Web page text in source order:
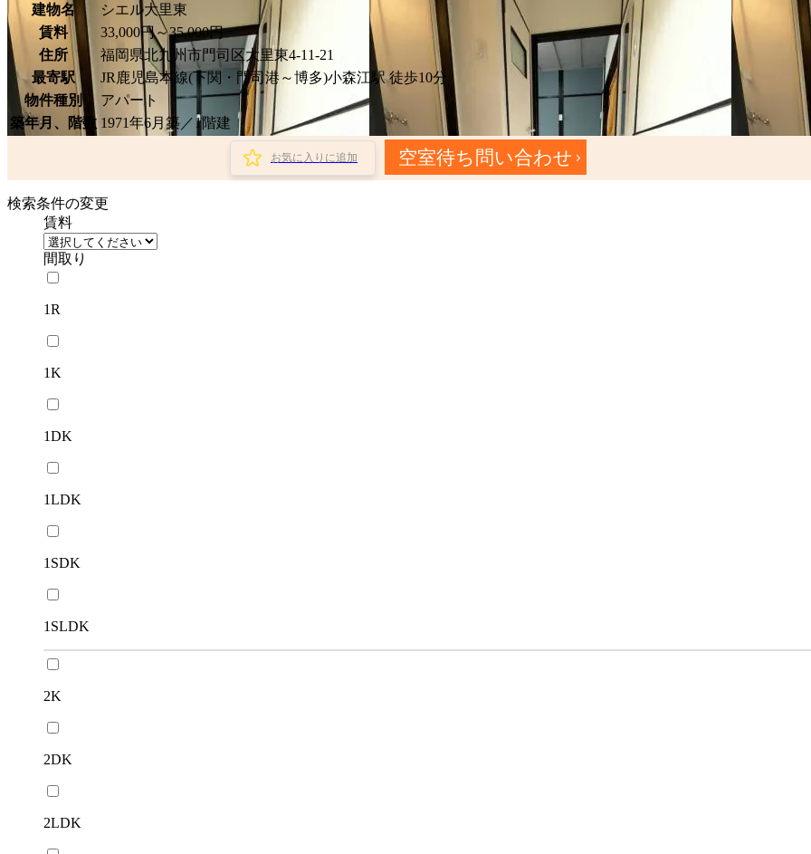
建物名
シエル大里東
賃料
33,000円～35,000円
住所
福岡県北九州市門司区大里東4-11-21
最寄駅
JR鹿児島本線(下関・門司港～博多)小森江駅 徒歩10分
物件種別
アパート
築年月、階数 1971年6月築／1階建
お気に入りに追加 空室待ち問い合わせ
検索条件の変更
賃料
間取り
1R
1K
1DK
1LDK
1SDK
1SLDK
2K
2DK
2LDK